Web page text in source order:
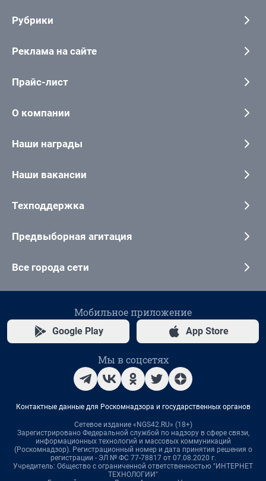
Рубрики
Реклама на сайте
Прайс-лист
О компании
Наши награды
Наши вакансии
Техподдержка
Предвыборная агитация
Все города сети
Мобильное приложение
Google Play App Store
Мы в соцсетях
Контактные данные для Роскомнадзора и государственных органов
Сетевое издание «NGS42.RU» (18+)
Зарегистрировано Федеральной службой по надзору в сфере связи,
информационных технологий и массовых коммуникаций
(Роскомнадзор). Регистрационный номер и дата принятия решения о
регистрации - ЭЛ № ФС 77-78817 от 07.08.2020 г.
Учредитель: Общество с ограниченной ответственностью "ИНТЕРНЕТ
ТЕХНОЛОГИИ"